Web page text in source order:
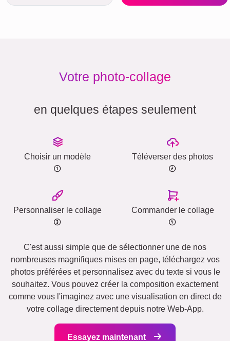
Votre photo-collage
en quelques étapes seulement
Choisir un modèle Téléverser des photos
Personnaliser le collage Commander le collage
C'est aussi simple que de sélectionner une de nos
nombreuses magnifiques mises en page, téléchargez vos
photos préférées et personnalisez avec du texte si vous le
souhaitez. Vous pouvez créer la composition exactement
comme vous l'imaginez avec une visualisation en direct de
votre collage directement depuis notre Web-App.
Essayez maintenant